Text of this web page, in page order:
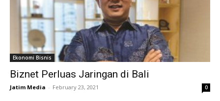
Ekonomi Bisnis
Biznet Perluas Jaringan di Bali
Jatim Media - February 23, 2021 0